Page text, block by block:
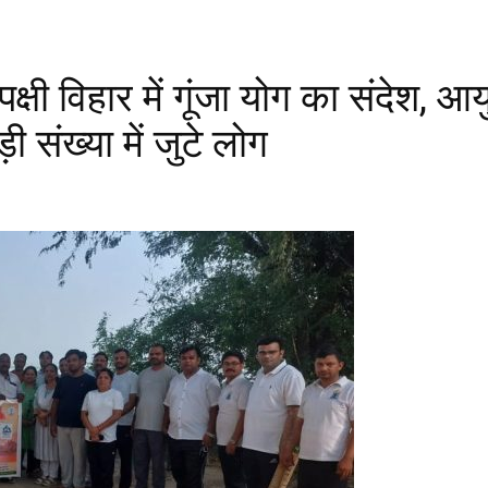
विहार में गूंजा योग का संदेश,
संख्या में जुटे लोग